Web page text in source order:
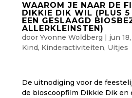
WAAROM JE NAAR DE
DIKKIE DIK WIL (PLUS
EEN GESLAAGD
ALLERKLEINSTEN)
door Yvonne Woldberg jun
Kind, Kinderactiviteiten, Uitjes
De uitnodiging voor de
de bioscoopfilm Dikkie Dik en